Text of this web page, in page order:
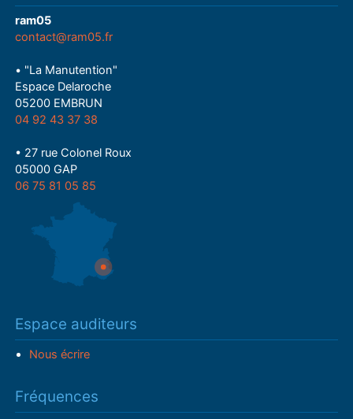
ram05
contact@ram05.fr
• "La Manutention"
Espace Delaroche
05200 EMBRUN
04 92 43 37 38
• 27 rue Colonel Roux
05000 GAP
06 75 81 05 85
Espace auditeurs
Nous écrire
Fréquences